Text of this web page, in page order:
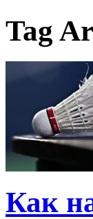
Tag
Как